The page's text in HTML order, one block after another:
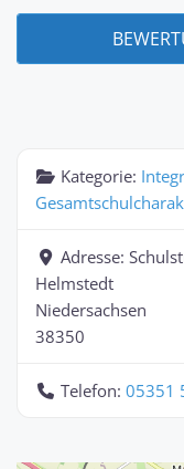
Kategorie:
Adresse:
Helmstedt
Niedersachsen
38350
Telefon: 05351